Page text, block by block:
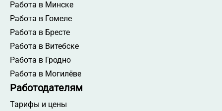
Работа в Минске
Работа в Гомеле
Работа в Бресте
Работа в Витебске
Работа в Гродно
Работа в Могилёве
Работодателям
Тарифы и цены